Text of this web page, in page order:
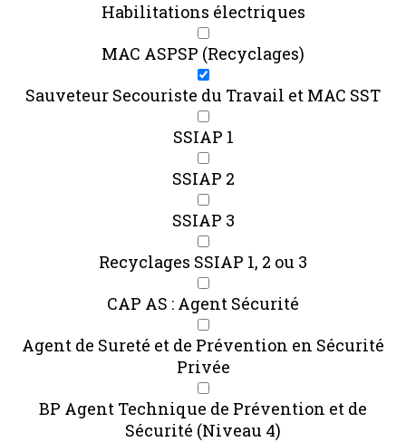
Habilitations électriques
MAC ASPSP (Recyclages)
Sauveteur Secouriste du Travail et MAC SST
SSIAP 1
SSIAP 2
SSIAP 3
Recyclages SSIAP 1, 2 ou 3
CAP AS : Agent Sécurité
Agent de Sureté et de Prévention en Sécurité
Privée
BP Agent Technique de Prévention et de
Sécurité (Niveau 4)